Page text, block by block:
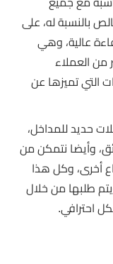
بالنسبة له، على
عالية، وهي
من العملاء
التي تميزها عن
حديد للمداخل،
وأيضا نتمكن من
أخرى، وكل هذا
طلبها من خلال
احترافي.